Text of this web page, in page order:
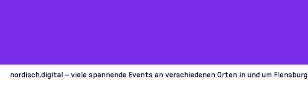
nordisch.digital – viele spannende Events an verschiedenen Orten in und um Flensburg